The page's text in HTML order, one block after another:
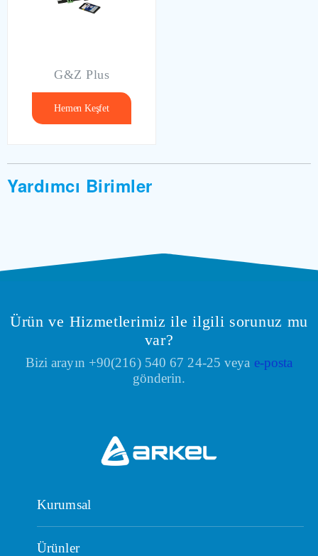
G&Z Plus
Hemen Keşfet
Yardımcı Birimler
Ürün ve Hizmetlerimiz ile ilgili sorunuz mu
var?
Bizi arayın +90(216) 540 67 24-25 veya e-posta
gönderin.
Kurumsal
Ürünler